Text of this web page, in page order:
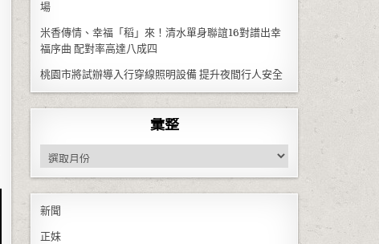
場
米香傳情、幸福「稻」來！清水單身聯誼16對譜出幸
福序曲 配對率高達八成四
桃園市將試辦導入行穿線照明設備 提升夜間行人安全
彙整
彙整
新聞
正妹